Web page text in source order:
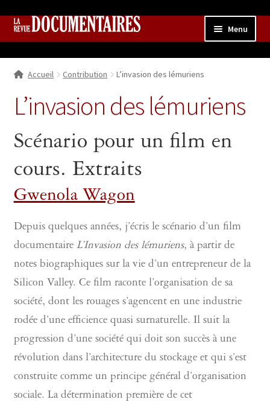
Aller
navigation
Aller
Menu
Qui sommes nous ?
menu
Collection
Accueil Contribution L’invasion des lémuriens
L’invasion des lémuriens
Scénario pour un film en
cours. Extraits
Gwenola Wagon
Depuis quelques années, j’écris le scénario d’un film
documentaire L’Invasion des lémuriens, à partir de
notes biographiques sur la vie d’un entrepreneur de la
Silicon Valley. Ce film raconte l’organisation de sa
société, dont les rouages s’agencent en une industrie
rodée d’une efficience quasi surnaturelle. Il suit la
progression d’une société qui doit son succès à une
révolution dans l’architecture du stockage et qui s’est
construite comme un principe général d’organisation
sociale. La détermination première de cet